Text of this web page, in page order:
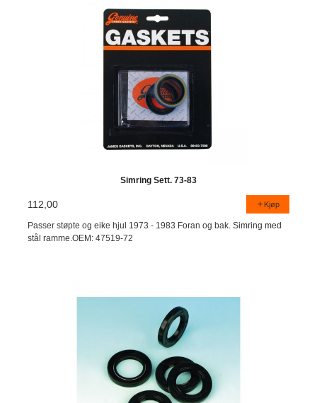
Simring Sett. 73-83
112,00 Kjøp
Passer støpte og eike hjul 1973 - 1983 Foran og bak. Simring med
stål ramme.OEM: 47519-72